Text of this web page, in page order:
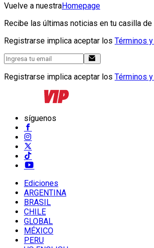
Vuelve a nuestraHomepage
Recibe las últimas noticias en tu casilla de
Registrarse implica aceptar los Términos
Registrarse implica aceptar los Términos
síguenos
Ediciones
ARGENTINA
BRASIL
CHILE
GLOBAL
MÉXICO
PERU